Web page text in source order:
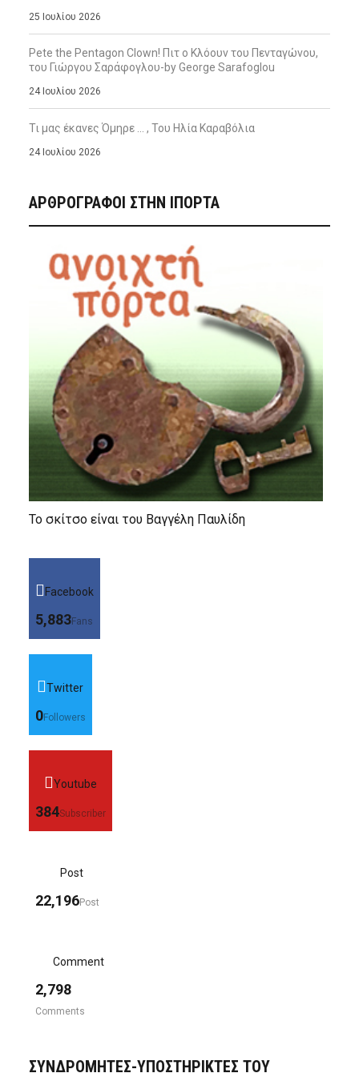
25 Ιουλίου 2026
Pete the Pentagon Clown! Πιτ ο Κλόουν του Πενταγώνου,
του Γιώργου Σαράφογλου-by George Sarafoglou
24 Ιουλίου 2026
Τι μας έκανες Όμηρε … , Του Ηλία Καραβόλια
24 Ιουλίου 2026
ΑΡΘΡΟΓΡΑΦΟΙ ΣΤΗΝ IΠΟΡΤΑ
Το σκίτσο είναι του Βαγγέλη Παυλίδη
Facebook
5,883Fans
Twitter
0Followers
Youtube
384Subscriber
Post
22,196Post
Comment
2,798
Comments
ΣΥΝΔΡΟΜΗΤΈΣ-ΥΠΟΣΤΗΡΙΚΤΈΣ ΤΟΥ